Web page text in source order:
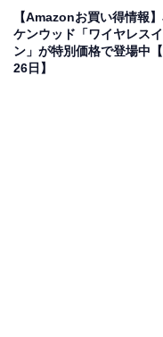
bluetooth ノイズキ
品質強化 マルチポイ
ー 低遅延モード
Qiワイヤレス充電【
BK
【Amazonお買い得情報
ケンウッド「ワイヤレス
ン」が特別価格で登場中【
26日】